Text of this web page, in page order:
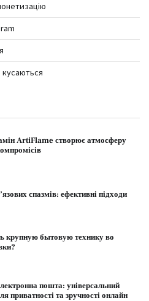
кусаються
ArtiFlame створює атмосферу
спазмів: ефективні підходи
крупную бытовую технику во
пошта: універсальний
приватності та зручності онлайн